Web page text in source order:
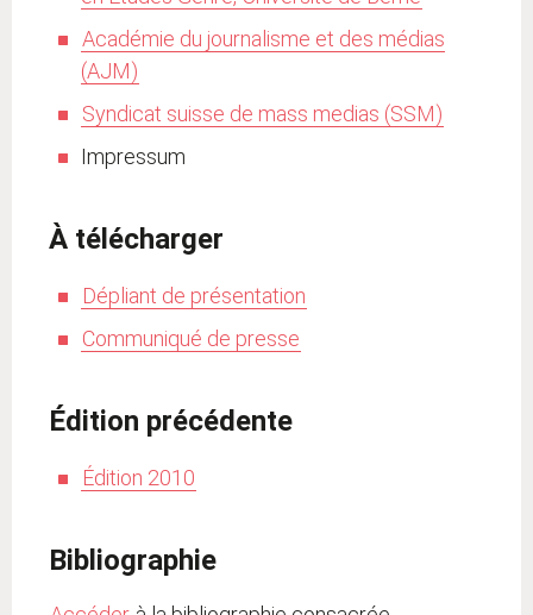
Académie du journalisme et des médias
(AJM)
Syndicat suisse de mass medias (SSM)
Impressum
À télécharger
Dépliant de présentation
Communiqué de presse
Édition précédente
Édition 2010
Bibliographie